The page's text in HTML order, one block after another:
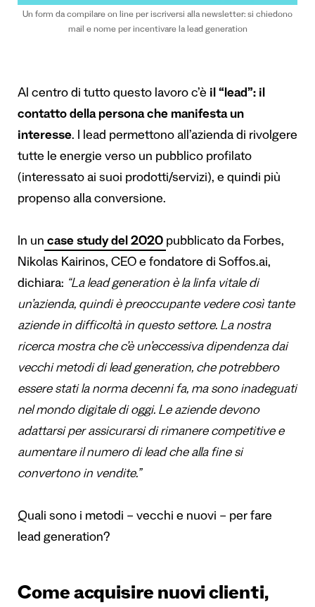
Un form da compilare on line per iscriversi alla newsletter: si chiedono
mail e nome per incentivare la lead generation
Al centro di tutto questo lavoro c’è il “lead”: il
contatto della persona che manifesta un
interesse. I lead permettono all’azienda di rivolgere
tutte le energie verso un pubblico profilato
(interessato ai suoi prodotti/servizi), e quindi più
propenso alla conversione.
In un case study del 2020 pubblicato da Forbes,
Nikolas Kairinos, CEO e fondatore di Soffos.ai,
dichiara: “La lead generation è la linfa vitale di
un’azienda, quindi è preoccupante vedere così tante
aziende in difficoltà in questo settore. La nostra
ricerca mostra che c’è un’eccessiva dipendenza dai
vecchi metodi di lead generation, che potrebbero
essere stati la norma decenni fa, ma sono inadeguati
nel mondo digitale di oggi. Le aziende devono
adattarsi per assicurarsi di rimanere competitive e
aumentare il numero di lead che alla fine si
convertono in vendite.”
Quali sono i metodi – vecchi e nuovi – per fare
lead generation?
Come acquisire nuovi clienti,